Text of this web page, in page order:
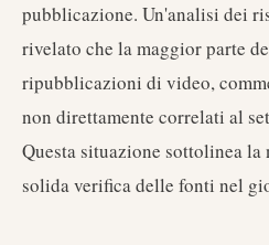
pubblicazione. Un'analisi dei
rivelato che la maggior parte
ripubblicazioni di video,
non direttamente correlati al
Questa situazione sottolinea
solida verifica delle fonti nel